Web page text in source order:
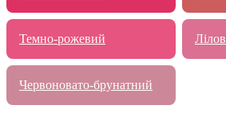
Темно-рожевий
Червоновато-брунатний